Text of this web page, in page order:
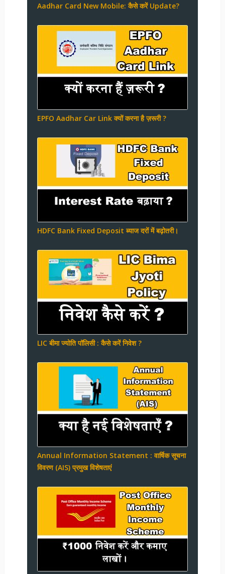
Aadhar Card New Mobile: कैसे करें Update?
EPFO Aadhar Car Link क्यों करना है ज़रूरी ?
HDFC Bank Fixed Deposit ब्याज दरों में बढ़ोतरी।
LIC बीमा ज्योति पॉलिसी : कैसे करें निवेश ?
Annual Information Statement : वार्षिक सूचना
विवरण (AIS) प्रमुख विशेषताएं